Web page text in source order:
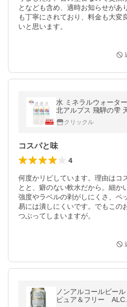
となども含め、適時お知らせがあ
も丁寧にされており、料金も大変
いと思います。
水 ミネラルウォータ
北アルプス 飛騨の雫 天然水 まとめ買い 軟水
ギフト こどもの日 母
クリックル
コスパと味
4
何度かリピしています。理由はコ
とと、癖のない軟水だから。細か
強度やラベルの剥がしにくさ、ペ
易には潰しにくいです。でもこの
つぶってしまいますが。
ノンアルコールビー
ピュア＆フリー